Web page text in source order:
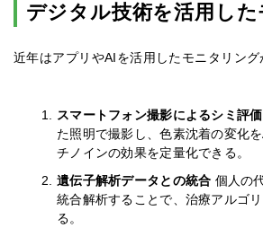
デジタル技術を活用し
近年はアプリやAIを活用したモニタリング
スマートフォン撮影によるシミ評価
た照明で撮影し、色素沈着の変化
チノインの効果を定量化できる。
遺伝子解析データとの統合 個人の
統合解析することで、治療アルゴ
る。